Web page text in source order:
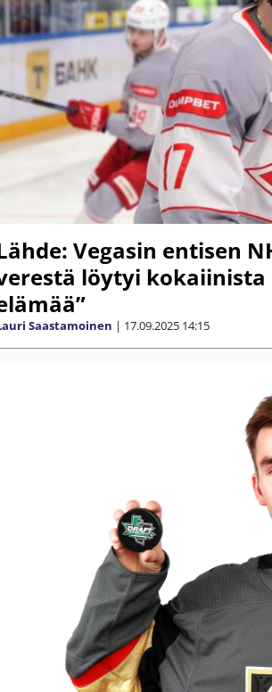
Vegasin entisen
löytyi kokaiinista
Saastamoinen | 17.09.2025 14:15